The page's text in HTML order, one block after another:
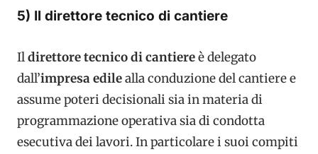
5) Il direttore tecnico di cantiere
Ildirettore tecnico di cantiereè delegato
dall’impresa edilealla conduzione del cantiere e
assume poteri decisionali sia in materia di
programmazione operativa sia di condotta
esecutiva dei lavori. In particolare i suoi compiti